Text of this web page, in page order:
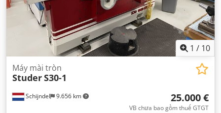
1 / 10
Schijndel 9.656 km
Máy mài tròn
StuderS30-1
25.000 €
VB chưa bao gồm thuế GTGT